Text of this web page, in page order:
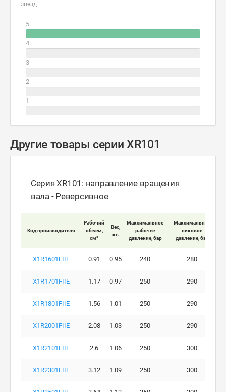
звезд
5
4
3
2
1
Другие товары серии XR101
Серия XR101: направление вращения
вала - Реверсивное
Код производителя
Рабочий
объем,
см³
Вес,
кг.
Максимальное
рабочее
давление, бар
Максимальное
пиковое
давление, бар
X1R1601FIIE 0.91 0.95 240 280
X1R1701FIIE 1.17 0.97 250 290
X1R1801FIIE 1.56 1.01 250 290
X1R2001FIIE 2.08 1.03 250 290
X1R2101FIIE 2.6 1.06 250 300
X1R2301FIIE 3.12 1.09 250 300